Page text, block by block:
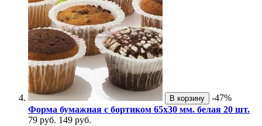
В корзину
-47%
Форма бумажная с бортиком 65х30 мм. белая 20 шт.
79 руб. 149 руб.